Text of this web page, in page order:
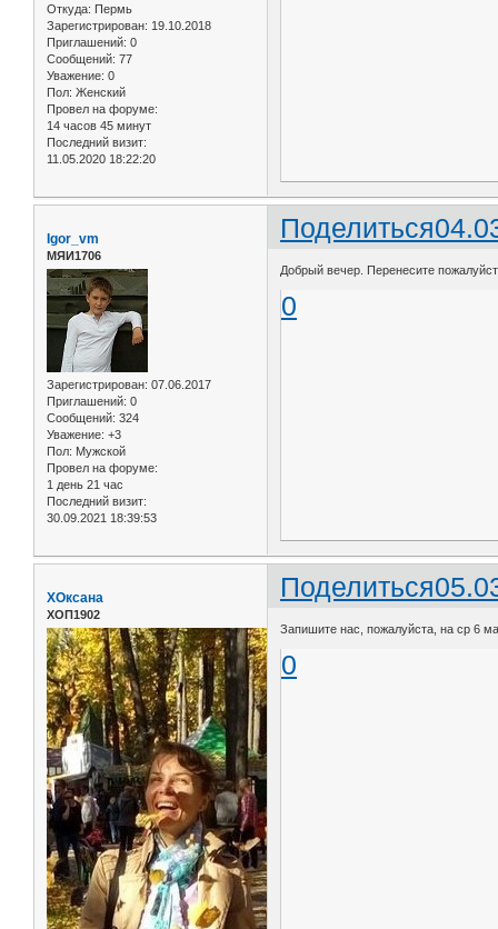
Откуда: Пермь
Зарегистрирован: 19.10.2018
Приглашений: 0
Сообщений: 77
Уважение: 0
Пол: Женский
Провел на форуме:
14 часов 45 минут
Последний визит:
11.05.2020 18:22:20
Поделиться
Igor_vm
МЯИ1706
Зарегистрирован: 07.06.2017
Приглашений: 0
Сообщений: 324
Уважение: +3
Пол: Мужской
Провел на форуме:
1 день 21 час
Последний визит:
30.09.2021 18:39:53
Добрый вечер. Перенесите
0
Поделиться
ХОксана
ХОП1902
Запишите нас, пожалуйста, на ср 6
0